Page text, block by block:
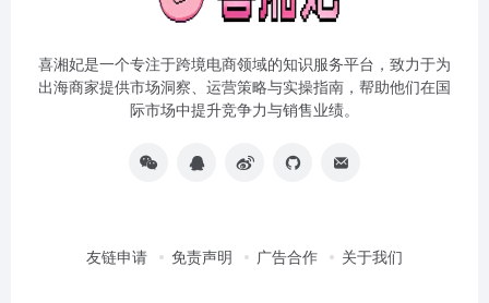
喜湘妃是一个专注于跨境电商领域的知识服务平台，致力于为
出海商家提供市场洞察、运营策略与实操指南，帮助他们在国
际市场中提升竞争力与销售业绩。
友链申请 免责声明 广告合作 关于我们